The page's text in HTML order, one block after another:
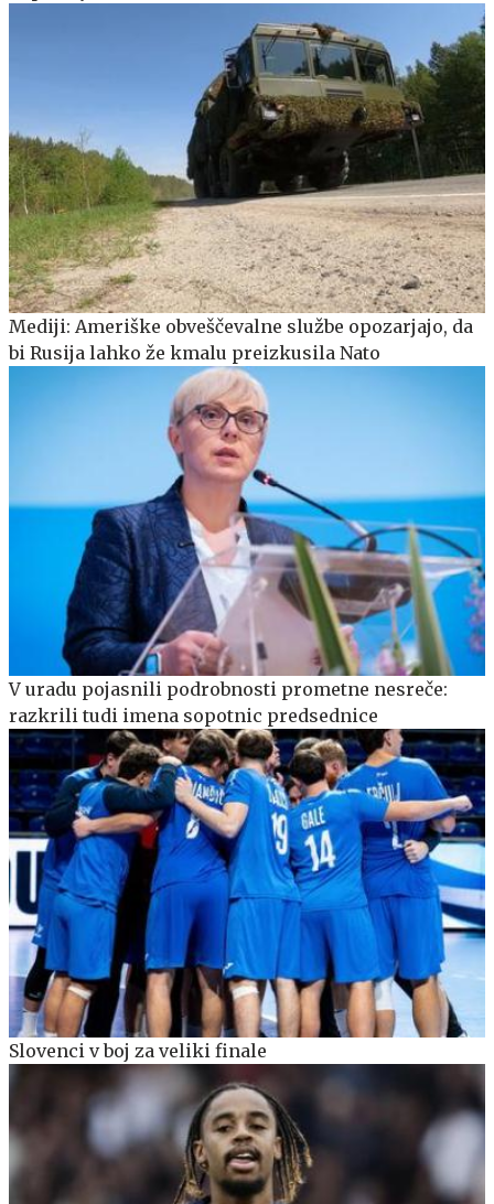
Mediji: Ameriške obveščevalne službe opozarjajo, da
bi Rusija lahko že kmalu preizkusila Nato
V uradu pojasnili podrobnosti prometne nesreče:
razkrili tudi imena sopotnic predsednice
Slovenci v boj za veliki finale